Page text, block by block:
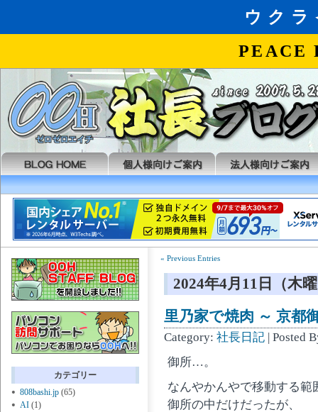
カテゴリー
808bashi.jp (65)
AI (1)
« Previous Entries
2024年4月11日（木
里乃家で焼肉 ～ 京都
Category: 社長日記 | Posted
御所…。
なんやかんやで移動する範
御所の中だけだったが、